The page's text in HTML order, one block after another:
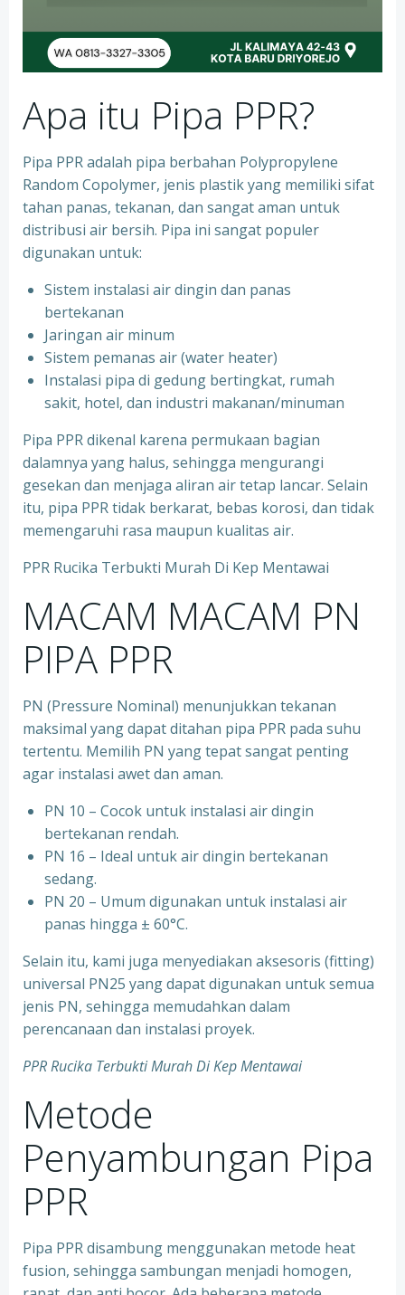
Apa itu Pipa PPR?
Pipa PPR adalah pipa berbahan Polypropylene
Random Copolymer, jenis plastik yang memiliki sifat
tahan panas, tekanan, dan sangat aman untuk
distribusi air bersih. Pipa ini sangat populer
digunakan untuk:
Sistem instalasi air dingin dan panas
bertekanan
⁠Jaringan air minum
⁠Sistem pemanas air (water heater)
⁠Instalasi pipa di gedung bertingkat, rumah
sakit, hotel, dan industri makanan/minuman
Pipa PPR dikenal karena permukaan bagian
dalamnya yang halus, sehingga mengurangi
gesekan dan menjaga aliran air tetap lancar. Selain
itu, pipa PPR tidak berkarat, bebas korosi, dan tidak
memengaruhi rasa maupun kualitas air.
PPR Rucika Terbukti Murah Di Kep Mentawai
MACAM MACAM PN
PIPA PPR
PN (Pressure Nominal) menunjukkan tekanan
maksimal yang dapat ditahan pipa PPR pada suhu
tertentu. Memilih PN yang tepat sangat penting
agar instalasi awet dan aman.
PN 10 – Cocok untuk instalasi air dingin
bertekanan rendah.
⁠PN 16 – Ideal untuk air dingin bertekanan
sedang.
⁠PN 20 – Umum digunakan untuk instalasi air
panas hingga ± 60°C.
Selain itu, kami juga menyediakan aksesoris (fitting)
universal PN25 yang dapat digunakan untuk semua
jenis PN, sehingga memudahkan dalam
perencanaan dan instalasi proyek.
PPR Rucika Terbukti Murah Di Kep Mentawai
Metode
Penyambungan Pipa
PPR
Pipa PPR disambung menggunakan metode heat
fusion, sehingga sambungan menjadi homogen,